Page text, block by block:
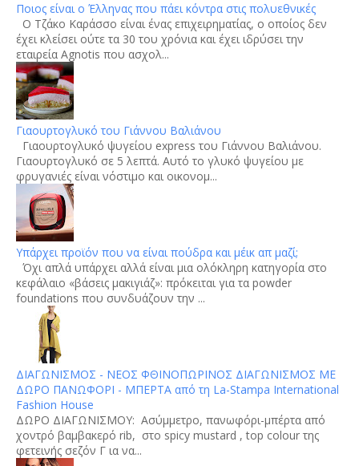
Ποιος είναι ο Έλληνας που πάει κόντρα στις πολυεθνικές
Ο Τζάκο Καράσσο είναι ένας επιχειρηματίας, ο οποίος δεν
έχει κλείσει ούτε τα 30 του χρόνια και έχει ιδρύσει την
εταιρεία Agnotis που ασχολ...
Γιαουρτογλυκό του Γιάννου Βαλιάνου
Γιαουρτογλυκό ψυγείου express του Γιάννου Βαλιάνου.
Γιαουρτογλυκό σε 5 λεπτά. Αυτό το γλυκό ψυγείου με
φρυγανιές είναι νόστιμο και οικονομ...
Υπάρχει προϊόν που να είναι πούδρα και μέικ απ μαζί;
Όχι απλά υπάρχει αλλά είναι μια ολόκληρη κατηγορία στο
κεφάλαιο «βάσεις μακιγιάζ»: πρόκειται για τα powder
foundations που συνδυάζουν την ...
ΔΙΑΓΩΝΙΣΜΟΣ - ΝΕΟΣ ΦΘΙΝΟΠΩΡΙΝΟΣ ΔΙΑΓΩΝΙΣΜΟΣ ΜΕ
ΔΩΡΟ ΠΑΝΩΦΟΡΙ - ΜΠΕΡΤΑ από τη La-Stampa International
Fashion House
ΔΩΡΟ ΔΙΑΓΩΝΙΣΜΟΥ: Aσύμμετρο, πανωφόρι-μπέρτα από
χοντρό βαμβακερό rib, στο spicy mustard , top colour της
φετεινής σεζόν Γ ια να...